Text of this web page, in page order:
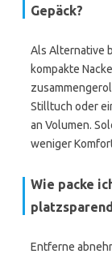
Gepäck?
Als Alternative
kompakte
Stilltuch oder
an Volumen.
weniger
Wie packe
Entferne